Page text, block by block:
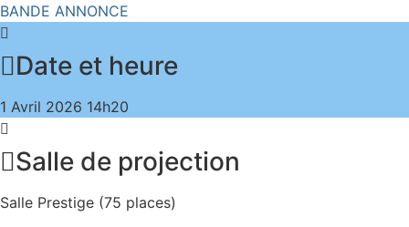
BANDE ANNONCE
Date et heure
1 Avril 2026 14h20
Salle de projection
Salle Prestige (75 places)